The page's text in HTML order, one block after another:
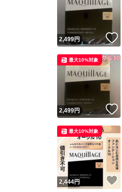
2,499円
2,499円
最大10%対象
2,444円
最大10%対象